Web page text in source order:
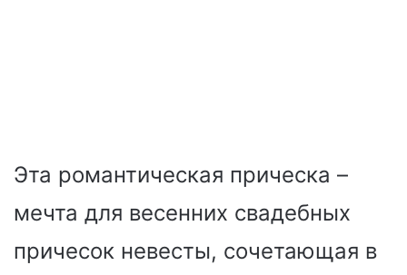
Эта романтическая прическа –
мечта для весенних свадебных
причесок невесты, сочетающая в